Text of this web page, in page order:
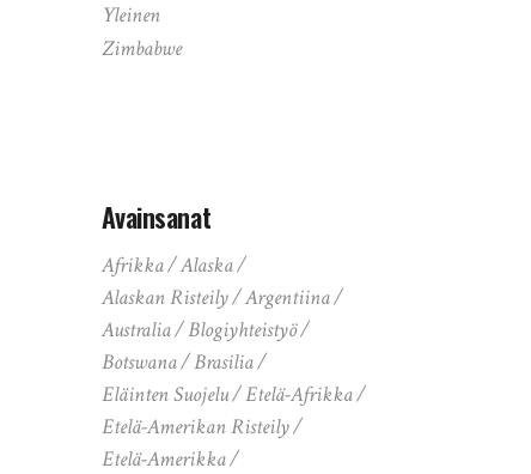
Yleinen
Zimbabwe
Avainsanat
Afrikka
Alaska
Alaskan Risteily
Argentiina
Australia
Blogiyhteistyö
Botswana
Brasilia
Eläinten Suojelu
Etelä-Afrikka
Etelä-Amerikan Risteily
Etelä-Amerikka